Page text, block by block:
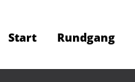
Start Rundgang